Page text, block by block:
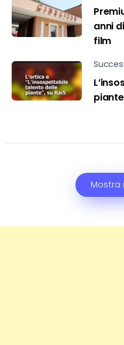
anni
film
Mostra